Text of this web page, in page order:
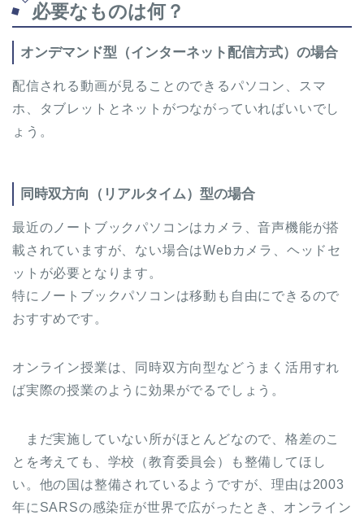
必要なものは何？
オンデマンド型（インターネット配信方式）の場合
配信される動画が見ることのできるパソコン、スマ
ホ、タブレットとネットがつながっていればいいでし
ょう。
同時双方向（リアルタイム）型の場合
最近のノートブックパソコンはカメラ、音声機能が搭
載されていますが、ない場合はWebカメラ、ヘッドセ
ットが必要となります。
特にノートブックパソコンは移動も自由にできるので
おすすめです。
オンライン授業は、同時双方向型などうまく活用すれ
ば実際の授業のように効果がでるでしょう。
まだ実施していない所がほとんどなので、格差のこ
とを考えても、学校（教育委員会）も整備してほし
い。他の国は整備されているようですが、理由は2003
年にSARSの感染症が世界で広がったとき、オンライン